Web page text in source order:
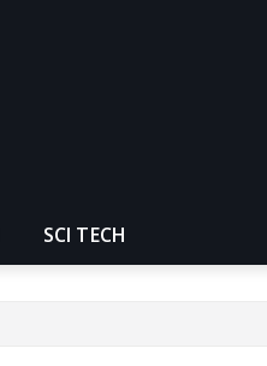
SCI TECH